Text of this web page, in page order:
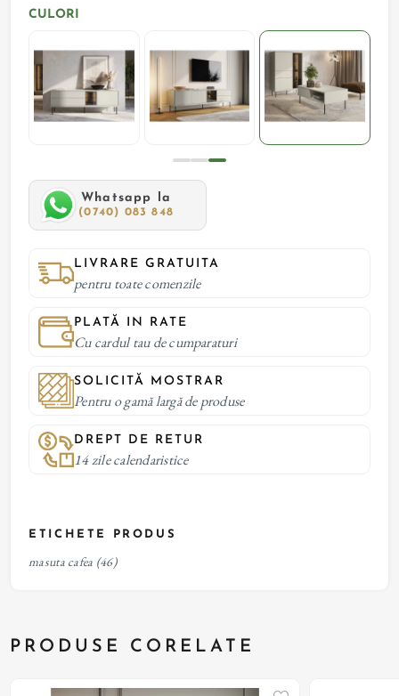
CULORI
Whatsapp la
(0740) 083 848
LIVRARE GRATUITA
pentru toate comenzile
PLATĂ IN RATE
Cu cardul tau de cumparaturi
SOLICITĂ MOSTRAR
Pentru o gamă largă de produse
DREPT DE RETUR
14 zile calendaristice
ETICHETE PRODUS
masuta cafea (46)
PRODUSE CORELATE